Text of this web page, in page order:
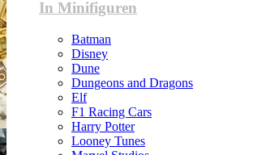
In Minifiguren
Batman
Disney
Dune
Dungeons and Dragons
Elf
F1 Racing Cars
Harry Potter
Looney Tunes